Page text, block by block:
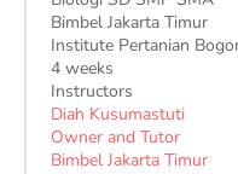
Bimbel Jakarta Timur
Institute Pertanian
4 weeks
Instructors
Diah Kusumastuti
Owner and Tutor
Bimbel Jakarta Timur